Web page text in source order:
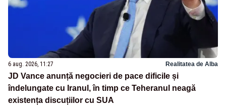
6 aug. 2026, 11:27 Realitatea de Alba
JD Vance anunță negocieri de pace dificile și
îndelungate cu Iranul, în timp ce Teheranul neagă
existența discuțiilor cu SUA